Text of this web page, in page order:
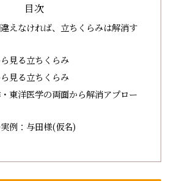
目次
えなければ、立ちくらみは解消す
見る立ちくらみ
見る立ちくらみ
東洋医学の両面から解消アプロー
例：与田様(仮名)